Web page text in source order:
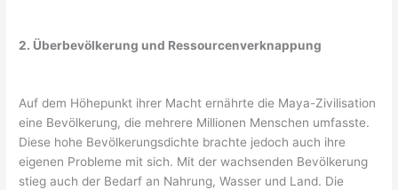
2. Überbevölkerung und Ressourcenverknappung
Auf dem Höhepunkt ihrer Macht ernährte die Maya-Zivilisation
eine Bevölkerung, die mehrere Millionen Menschen umfasste.
Diese hohe Bevölkerungsdichte brachte jedoch auch ihre
eigenen Probleme mit sich. Mit der wachsenden Bevölkerung
stieg auch der Bedarf an Nahrung, Wasser und Land. Die